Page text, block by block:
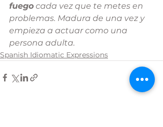
fuego cada vez que te metes en
problemas. Madura de una vez y
empieza a actuar como una
persona adulta.
Spanish Idiomatic Expressions